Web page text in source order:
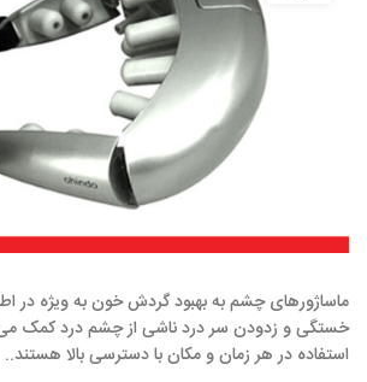
ماساژورهای چشم به بهبود گردش خون به ویژه
خستگی و زدودن سر درد ناشی از چشم درد کمک می
استفاده در هر زمان و مکان با دسترسی بالا هستند..